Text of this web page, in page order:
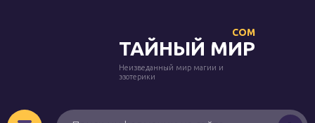
ТАЙНЫЙ МИР
COM
Неизведанный мир магии и
эзотерики